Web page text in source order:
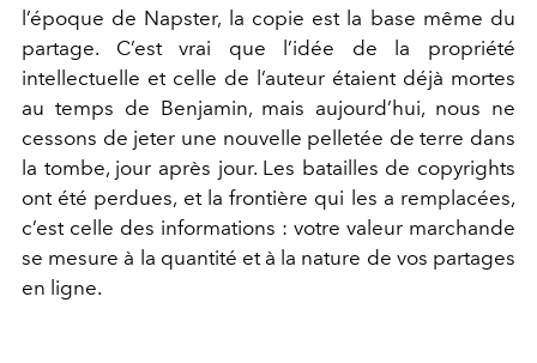
l’époque de Napster, la copie est la base même du
partage. C’est vrai que l’idée de la propriété
intellectuelle et celle de l’auteur étaient déjà mortes
au temps de Benjamin, mais aujourd’hui, nous ne
cessons de jeter une nouvelle pelletée de terre dans
la tombe, jour après jour. Les batailles de copyrights
ont été perdues, et la frontière qui les a remplacées,
c’est celle des informations : votre valeur marchande
se mesure à la quantité et à la nature de vos partages
en ligne.